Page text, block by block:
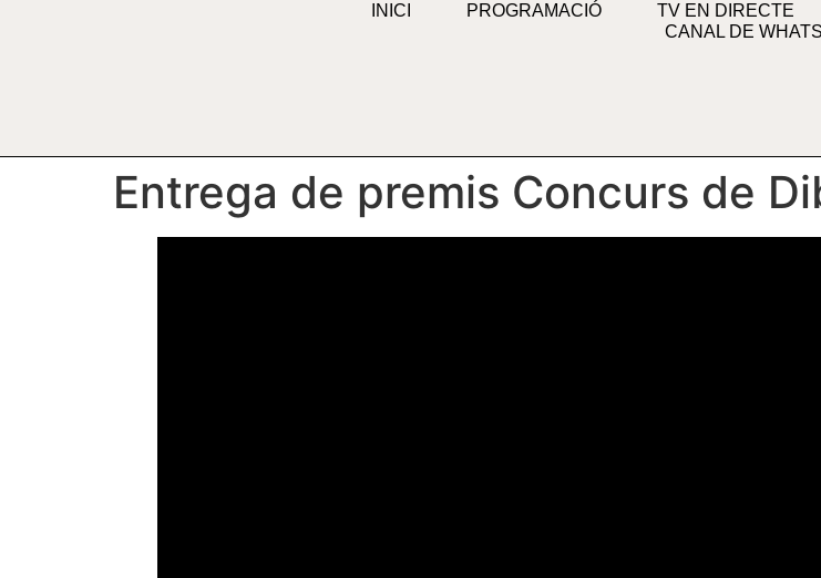
INICI PROGRAMACIÓ TV EN DIRECTE
CANAL DE
Entrega de premis Concurs de